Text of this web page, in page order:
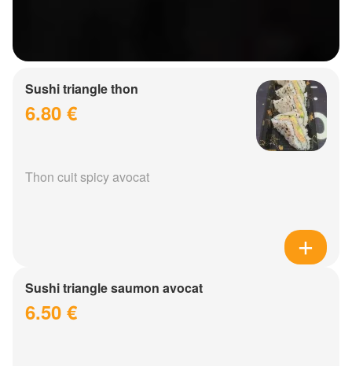
Sushi triangle thon
6.80 €
Thon cuit spicy avocat
Sushi triangle saumon avocat
6.50 €